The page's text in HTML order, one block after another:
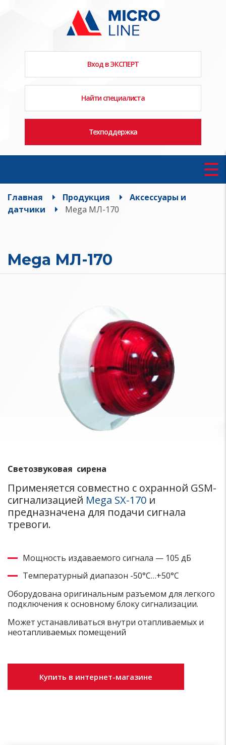
Вход в ЭКСПЕРТ
Найти специалиста
Техподдержка
Главная Продукция
Аксессуары и
датчики
Mega МЛ-170
Mega МЛ-170
Светозвуковая сирена
Применяется совместно с охранной GSM-
сигнализацией Mega SX-170 и
предназначена для подачи сигнала
тревоги.
Мощность издаваемого сигнала — 105 дБ
Температурный диапазон -50°С…+50°С
Оборудована оригинальным разъемом для легкого
подключения к основному блоку сигнализации.
Может устанавливаться внутри отапливаемых и
неотапливаемых помещений
Купить в интернет-магазине